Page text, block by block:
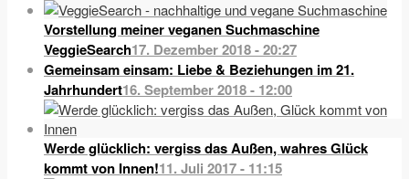
Vorstellung meiner veganen Suchmaschine
VeggieSearch17. Dezember 2018 - 20:27
Gemeinsam einsam: Liebe & Beziehungen im 21.
Jahrhundert16. September 2018 - 12:00
Werde glücklich: vergiss das Außen, wahres Glück
kommt von Innen!11. Juli 2017 - 11:15